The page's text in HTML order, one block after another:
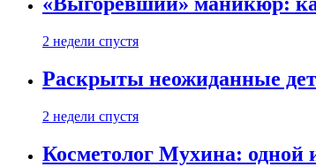
2 недели спустя
Раскрыты неожиданные
2 недели спустя
Косметолог Мухина: одной